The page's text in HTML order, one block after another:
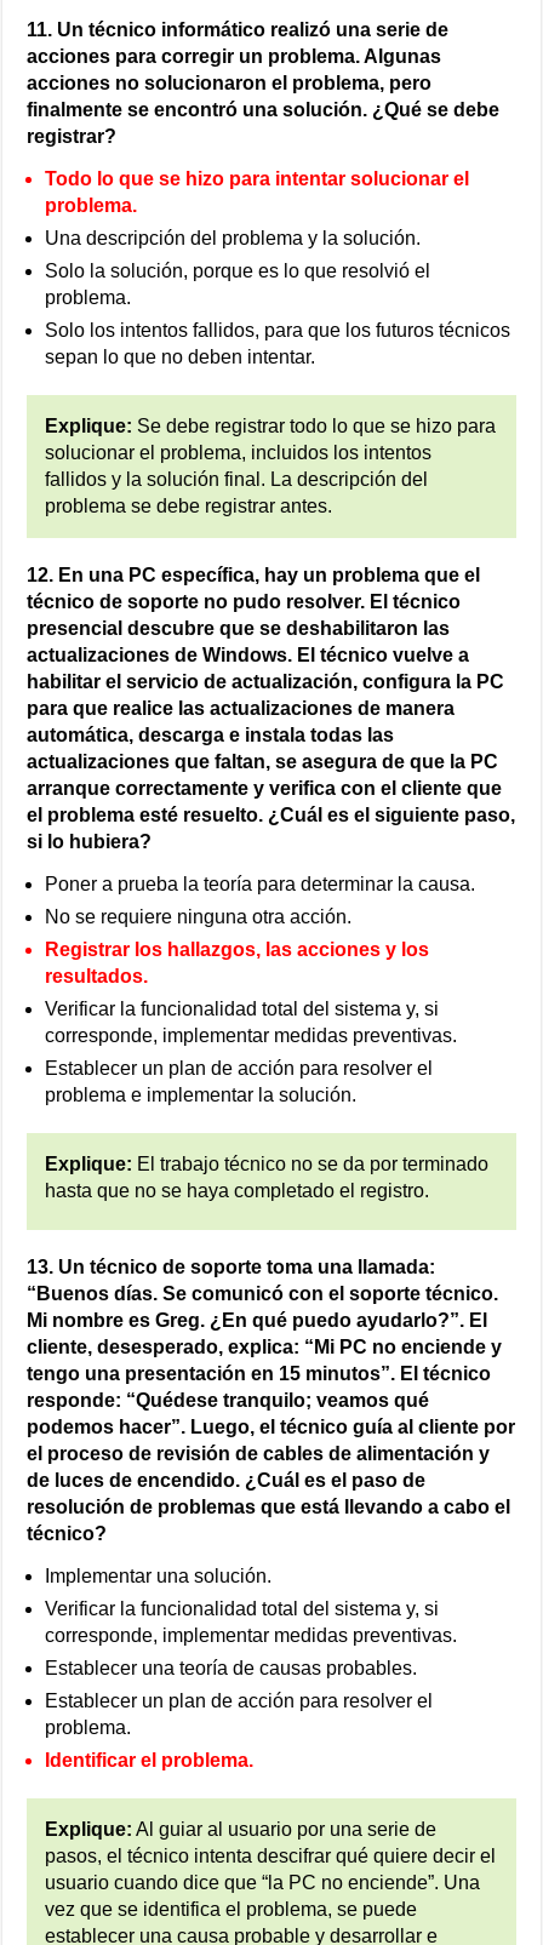
11. Un técnico informático realizó una serie de
acciones para corregir un problema. Algunas
acciones no solucionaron el problema, pero
finalmente se encontró una solución. ¿Qué se debe
registrar?
Todo lo que se hizo para intentar solucionar el
problema.
Una descripción del problema y la solución.
Solo la solución, porque es lo que resolvió el
problema.
Solo los intentos fallidos, para que los futuros técnicos
sepan lo que no deben intentar.
Explique: Se debe registrar todo lo que se hizo para
solucionar el problema, incluidos los intentos
fallidos y la solución final. La descripción del
problema se debe registrar antes.
12. En una PC específica, hay un problema que el
técnico de soporte no pudo resolver. El técnico
presencial descubre que se deshabilitaron las
actualizaciones de Windows. El técnico vuelve a
habilitar el servicio de actualización, configura la PC
para que realice las actualizaciones de manera
automática, descarga e instala todas las
actualizaciones que faltan, se asegura de que la PC
arranque correctamente y verifica con el cliente que
el problema esté resuelto. ¿Cuál es el siguiente paso,
si lo hubiera?
Poner a prueba la teoría para determinar la causa.
No se requiere ninguna otra acción.
Registrar los hallazgos, las acciones y los
resultados.
Verificar la funcionalidad total del sistema y, si
corresponde, implementar medidas preventivas.
Establecer un plan de acción para resolver el
problema e implementar la solución.
Explique: El trabajo técnico no se da por terminado
hasta que no se haya completado el registro.
13. Un técnico de soporte toma una llamada:
“Buenos días. Se comunicó con el soporte técnico.
Mi nombre es Greg. ¿En qué puedo ayudarlo?”. El
cliente, desesperado, explica: “Mi PC no enciende y
tengo una presentación en 15 minutos”. El técnico
responde: “Quédese tranquilo; veamos qué
podemos hacer”. Luego, el técnico guía al cliente por
el proceso de revisión de cables de alimentación y
de luces de encendido. ¿Cuál es el paso de
resolución de problemas que está llevando a cabo el
técnico?
Implementar una solución.
Verificar la funcionalidad total del sistema y, si
corresponde, implementar medidas preventivas.
Establecer una teoría de causas probables.
Establecer un plan de acción para resolver el
problema.
Identificar el problema.
Explique: Al guiar al usuario por una serie de
pasos, el técnico intenta descifrar qué quiere decir el
usuario cuando dice que “la PC no enciende”. Una
vez que se identifica el problema, se puede
establecer una causa probable y desarrollar e